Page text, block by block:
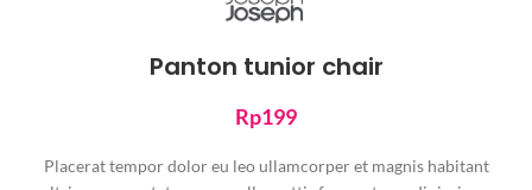
Panton tunior chair
Rp199
Placerat tempor dolor eu leo ullamcorper et magnis habitant